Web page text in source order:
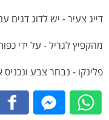
דייג צעיר - יש לדוג דגים
מהקפיץ לגריל - על ידי
פלינקו - נבחר צבע